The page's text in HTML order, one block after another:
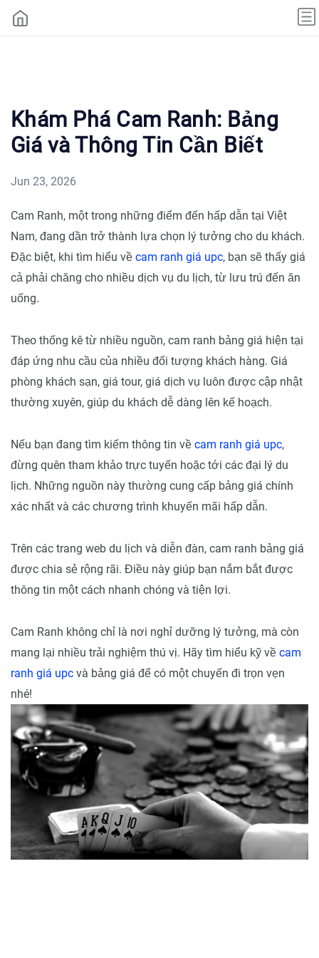
Khám Phá Cam Ranh: Bảng
Giá và Thông Tin Cần Biết
Jun 23, 2026
Cam Ranh, một trong những điểm đến hấp dẫn tại Việt
Nam, đang dần trở thành lựa chọn lý tưởng cho du khách.
Đặc biệt, khi tìm hiểu về cam ranh giá upc, bạn sẽ thấy giá
cả phải chăng cho nhiều dịch vụ du lịch, từ lưu trú đến ăn
uống.
Theo thống kê từ nhiều nguồn, cam ranh bảng giá hiện tại
đáp ứng nhu cầu của nhiều đối tượng khách hàng. Giá
phòng khách sạn, giá tour, giá dịch vụ luôn được cập nhật
thường xuyên, giúp du khách dễ dàng lên kế hoạch.
Nếu bạn đang tìm kiếm thông tin về cam ranh giá upc,
đừng quên tham khảo trực tuyến hoặc tới các đại lý du
lịch. Những nguồn này thường cung cấp bảng giá chính
xác nhất và các chương trình khuyến mãi hấp dẫn.
Trên các trang web du lịch và diễn đàn, cam ranh bảng giá
được chia sẻ rộng rãi. Điều này giúp bạn nắm bắt được
thông tin một cách nhanh chóng và tiện lợi.
Cam Ranh không chỉ là nơi nghỉ dưỡng lý tưởng, mà còn
mang lại nhiều trải nghiệm thú vị. Hãy tìm hiểu kỹ về cam
ranh giá upc và bảng giá để có một chuyến đi trọn vẹn
nhé!